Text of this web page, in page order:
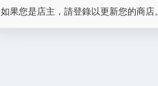
如果您是店主，請登錄以更新您的商店。